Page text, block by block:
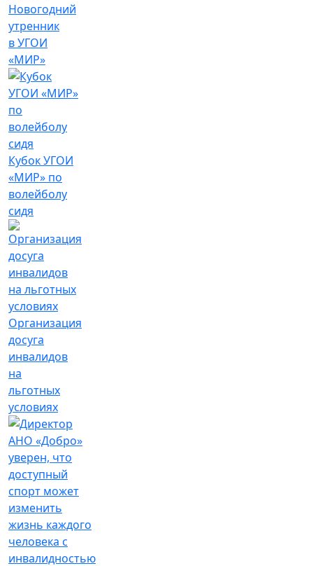
Новогодний
утренник
в УГОИ
«МИР»
Кубок УГОИ
«МИР» по
волейболу
сидя
Организация
досуга
инвалидов
на
льготных
условиях